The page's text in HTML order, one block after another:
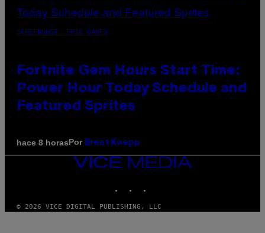
SCREENSHOT: EPIC GAMES
Fortnite Gem Hours Start Time:
Power Hour Today Schedule and
Featured Sprites
hace 8 horasPor Brent Koepp
VICE
© 2026 VICE DIGITAL PUBLISHING, LLC